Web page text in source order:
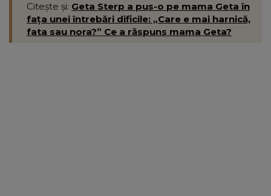
Citește și: Geta Sterp a pus-o pe mama Geta în
fața unei întrebări dificile: „Care e mai harnică,
fata sau nora?” Ce a răspuns mama Geta?